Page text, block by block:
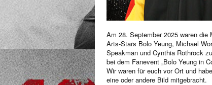
Am 28. September 2025 waren die
Arts-Stars Bolo Yeung, Michael
Speakman und Cynthia Rothrock
bei dem Fanevent „Bolo Yeung in
Wir waren für euch vor Ort und
eine oder andere Bild mitgebracht.